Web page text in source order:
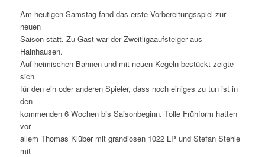
Am heutigen Samstag fand das erste Vorbereitungsspiel zur
neuen
Saison statt. Zu Gast war der Zweitligaaufsteiger aus
Hainhausen.
Auf heimischen Bahnen und mit neuen Kegeln bestückt zeigte
sich
für den ein oder anderen Spieler, dass noch einiges zu tun ist in
den
kommenden 6 Wochen bis Saisonbeginn. Tolle Frühform hatten
vor
allem Thomas Klüber mit grandiosen 1022 LP und Stefan Stehle
mit